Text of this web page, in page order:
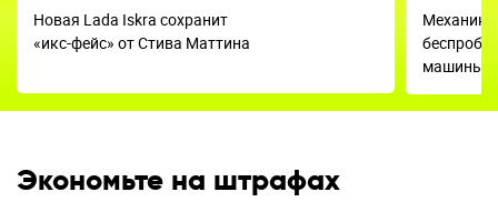
Новая Lada Iskra сохранит
«икс-фейс» от Стива Маттина
Механик
машины
Экономьте на штрафах